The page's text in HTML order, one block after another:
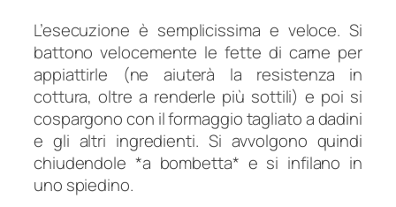
L’esecuzione è semplicissima e veloce. Si
battono velocemente le fette di carne per
appiattirle (ne aiuterà la resistenza in
cottura, oltre a renderle più sottili) e poi si
cospargono con il formaggio tagliato a dadini
e gli altri ingredienti. Si avvolgono quindi
chiudendole *a bombetta* e si infilano in
uno spiedino.